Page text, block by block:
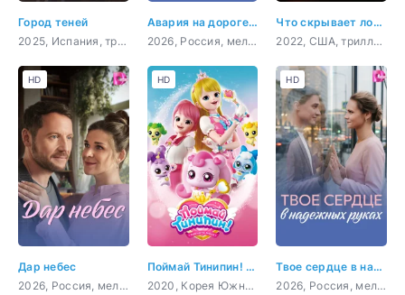
Город теней
2025, Испания, триллер, драма, криминал, детектив
Авария на дороге счастья
2026, Россия, мелодрама
Что скрывает ложь
2022, США, триллер, драма
Дар небес
2026, Россия, мелодрама
HD
Поймай Тинипин! Королевство эмоций
2020, Корея Южная, мультфильм, фэнтези, комедия, детский
HD
Твое сердце в надежных руках
2026, Россия, мелодрама
HD